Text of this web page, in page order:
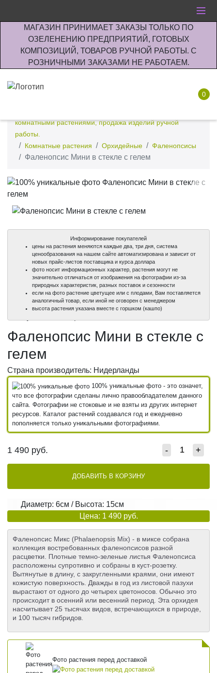
МАГАЗИН ПРИНИМАЕТ ЗАКАЗЫ ТОЛЬКО ПО
ОЗЕЛЕНЕНИЮ ПРЕДПРИЯТИЙ, ГОТОВЫХ
КОМПОЗИЦИЙ, ТОВАРОВ РУЧНОЙ РАБОТЫ. С
РОЗНИЧНЫМИ ЗАКАЗАМИ НЕ РАБОТАЕМ.
0
комнатными растениями, продажа изделий ручной
работы.
Комнатные растения
Орхидейные Фаленопсисы
Фаленопсис Мини в стекле с гелем
100%
Информирование покупателей
цены на растения меняются каждые два, три дня, система
ценообразования на нашем сайте автоматизирована и зависит от
новых прайс-листов поставщика и курса доллара
фото носит информационных характер, растения могут не
значительно отличаться от изображения на фотографии из-за
природных характеристик, разных поставок и сезонности
если на фото растение цветущее или с плодами, Вам поставляется
аналогичный товар, если иной не оговорен с менеджером
высота растения указана вместе с горшком (кашпо)
Фаленопсис Мини в стекле с
гелем
Страна производитель: Нидерланды
100% уникальные фото - это означет,
что все фотографии сделаны лично правообладателем данного
сайта. Фотографии не стоковые и не взяты из других интернет
ресурсов. Каталог растений создавался год и ежедневно
пополняется только уникальными фотографиями.
1 490 руб. - +
ДОБАВИТЬ В КОРЗИНУ
Диаметр: 6см / Высота: 15см
Цена: 1 490 руб.
Фаленопсис Микс (Phalaenopsis Mix) - в миксе собрана
коллекция востребованных фаленопсисов разной
расцветки. Плотные темно-зеленые листья Фаленопсиса
расположены супротивно и собраны в куст-розетку.
Вытянутые в длину, с закругленными краями, они имеют
кожистую поверхность. Дважды в год из листовой пазухи
вырастают от одного до четырех цветоносов. Обычно это
происходит в осенний или весенний период. Эта орхидея
насчитывает 25 тысячах видов, встречающихся в природе,
и 100 тысяч гибридов.
Фото растения перед доставкой